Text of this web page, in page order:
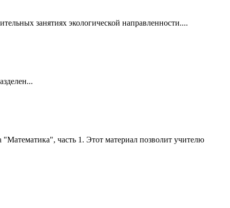
занятиях экологической направленности....
часть 1. Этот материал позволит учителю